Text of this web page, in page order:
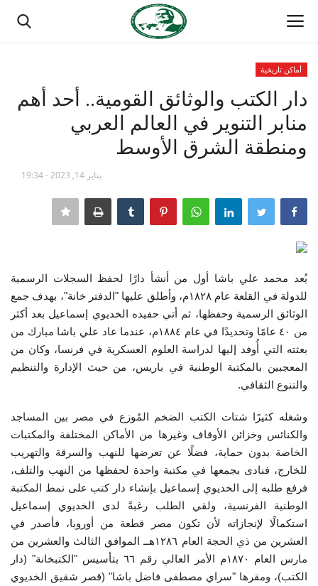
الصفحة الرئيسية
منتدى ناصر الدولي
مدرسة الطليعة الوطنية
مصر
فريق العمل
إرث جمال عبدالناصر
أخبار
شروط وأحكام منحة ناصر للقيادة الدولية
منحة ناصر للقيادة الدولية
مرجعياتنا
المواطن العالمي
الرواد
أماكن تاريخية
دار الكتب والوثائق القومية.. أحد أهم
منابر التنوير في العالم العربي
ومنطقة الشرق الأوسط
يناير 14, 2023 - 19:34
يُعد محمد علي باشا أول من أنشأ دارًا لحفظ السجلات الرسمية
للدولة في القلعة عام ١٨٢٨م، وأطلق عليها "الدفتر خانة"، بهدف جمع
الوثائق الرسمية وحفظها، ثم أتي حفيده الخديوي إسماعيل بعد أكثر
من ٤٠ عامًا وتحديدًا في عام ١٨٨٤م، عندما عاد علي باشا مبارك من
بعثته التي أُوفد إليها لدراسة العلوم العسكرية في فرنسا، وكان من
المعجبين بالمكتبة الوطنية في باريس، من حيث الإدارة والتنظيم
والتنوع الثقافي.
وشغله كثيرًا شتات الكتب الضخم المُوزع في مصر بين المساجد
والكنائس وخزائن الأوقاف وغيرها من الأماكن المختلفة والمكتبات
الخاصة بدون حماية، فضلًا عن تعرضها للنهب والسرقة والتهريب
للخارج، فنادى بجمعها في مكتبة واحدة لحفظها من النهب والتلف،
فرفع طلبه إلى الخديوي إسماعيل بإنشاء دار كتب على نمط المكتبة
الوطنية الفرنسية، ولقي الطلب رغبةً لدى الخديوي إسماعيل
استكمالًا لإنجازاته لأن تكون مصر قطعة من أوروبا، فأصدر في
العشرين من ذي الحجة العام ١٢٨٦هــ الموافق الثالث والعشرين من
مارس العام ١٨٧٠م الأمر العالي رقم ٦٦ بتأسيس "الكتبخانة" (دار
الكتب)، ومقرها "سراي مصطفى فاضل باشا" (قصر شقيق الخديوي